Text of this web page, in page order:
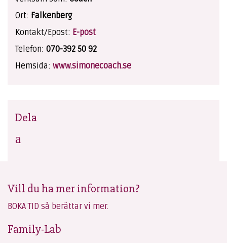
Ort: Falkenberg
Kontakt/Epost: E-post
Telefon: 070-392 50 92
Hemsida: www.simonecoach.se
Dela
Vill du ha mer information?
BOKA TID så berättar vi mer.
Family-Lab